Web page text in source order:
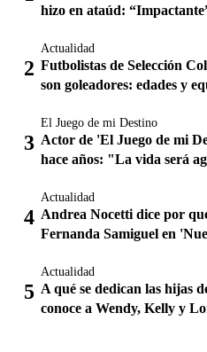
hizo en ataúd:
Actualidad
Futbolistas de Selección
son goleadores: edades y
El Juego de mi Destino
Actor de 'El Juego de mi
hace años: "La vida será
Actualidad
Andrea Nocetti dice por
Fernanda Samiguel en
Actualidad
A qué se dedican las hijas
conoce a Wendy, Kelly y